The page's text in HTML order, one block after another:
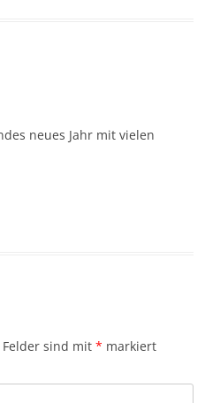
neues Jahr mit vielen
sind mit * markiert